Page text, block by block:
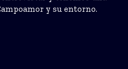
y su entorno.